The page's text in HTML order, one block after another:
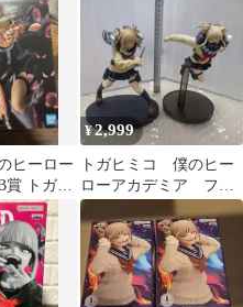
フィギ
ヒーロー
賞 トガヒ
¥ 2,999
トガヒミコ 僕のヒー
ローアカデミア フィ
ギュア 2種セット ヒ
ロアカ